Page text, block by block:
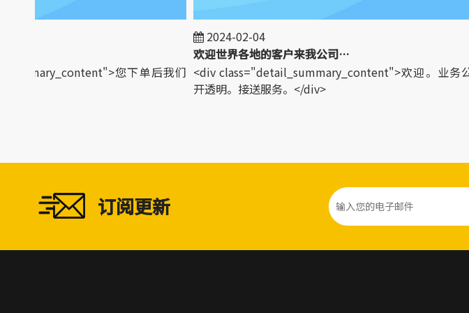
您下单后我们
2024-02-04
欢迎世界各地的客户来我公司参观！
<div class="detail_summary_content">欢迎。业务公
开透明。接送服务。</div>
订阅更新